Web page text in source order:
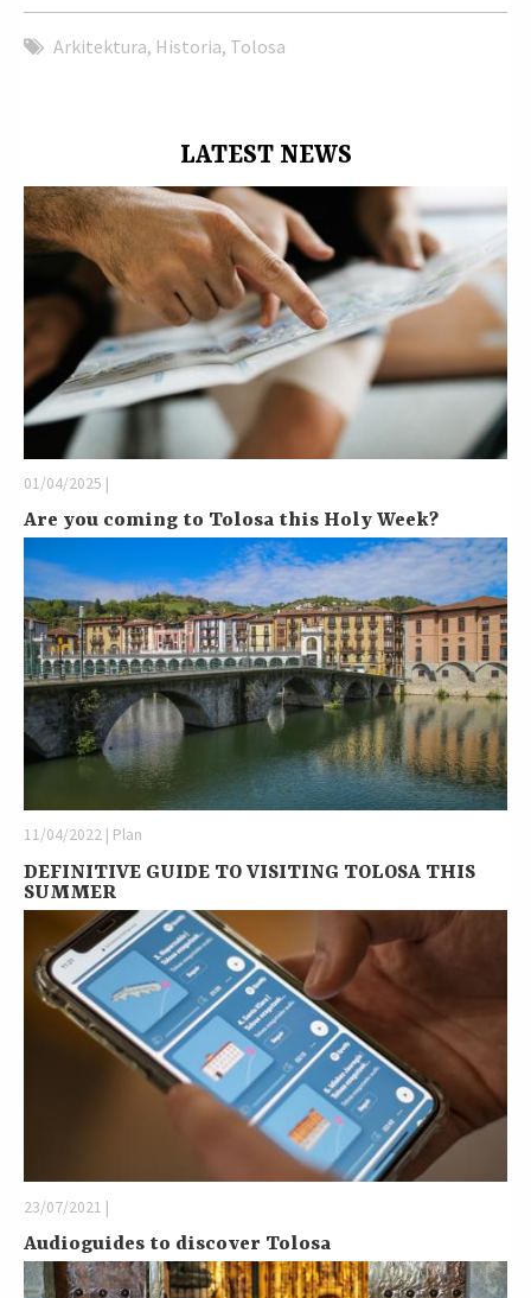
Arkitektura, Historia, Tolosa
LATEST NEWS
01/04/2025 |
Are you coming to Tolosa this Holy Week?
11/04/2022 | Plan
DEFINITIVE GUIDE TO VISITING TOLOSA THIS
SUMMER
23/07/2021 |
Audioguides to discover Tolosa